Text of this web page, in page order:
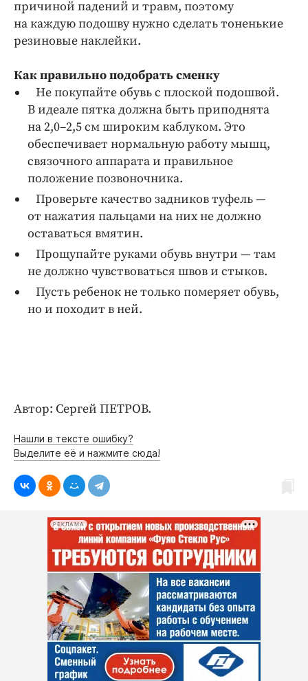
причиной падений и травм, поэтому
на каждую подошву нужно сделать тоненькие
резиновые наклейки.
Как правильно подобрать сменку
Не покупайте обувь с плоской подошвой.
В идеале пятка должна быть приподнята
на 2,0–2,5 см широким каблуком. Это
обеспечивает нормальную работу мышц,
связочного аппарата и правильное
положение позвоночника.
Проверьте качество задников туфель —
от нажатия пальцами на них не должно
оставаться вмятин.
Прощупайте руками обувь внутри — там
не должно чувствоваться швов и стыков.
Пусть ребенок не только померяет обувь,
но и походит в ней.
Автор: Сергей ПЕТРОВ.
Нашли в тексте ошибку?
Выделите её и нажмите сюда!
РЕКЛАМА